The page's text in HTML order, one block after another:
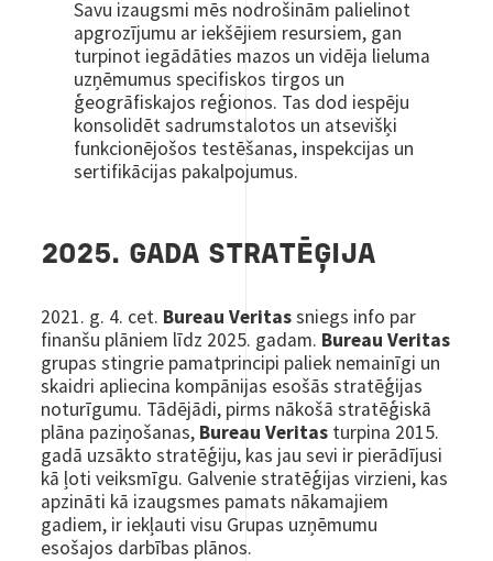
Savu izaugsmi mēs nodrošinām palielinot
apgrozījumu ar iekšējiem resursiem, gan
turpinot iegādāties mazos un vidēja lieluma
uzņēmumus specifiskos tirgos un
ģeogrāfiskajos reģionos. Tas dod iespēju
konsolidēt sadrumstalotos un atsevišķi
funkcionējošos testēšanas, inspekcijas un
sertifikācijas pakalpojumus.
2025. GADA STRATĒĢIJA
2021. g. 4. cet. Bureau Veritassniegs info par
finanšu plāniem līdz 2025. gadam. Bureau Veritas
grupas stingrie pamatprincipi paliek nemainīgi un
skaidri apliecina kompānijas esošās stratēģijas
noturīgumu. Tādējādi, pirms nākošā stratēģiskā
plāna paziņošanas, Bureau Veritas turpina 2015.
gadā uzsākto stratēģiju, kas jau sevi ir pierādījusi
kā ļoti veiksmīgu. Galvenie stratēģijas virzieni, kas
apzināti kā izaugsmes pamats nākamajiem
gadiem, ir iekļauti visu Grupas uzņēmumu
esošajos darbības plānos.